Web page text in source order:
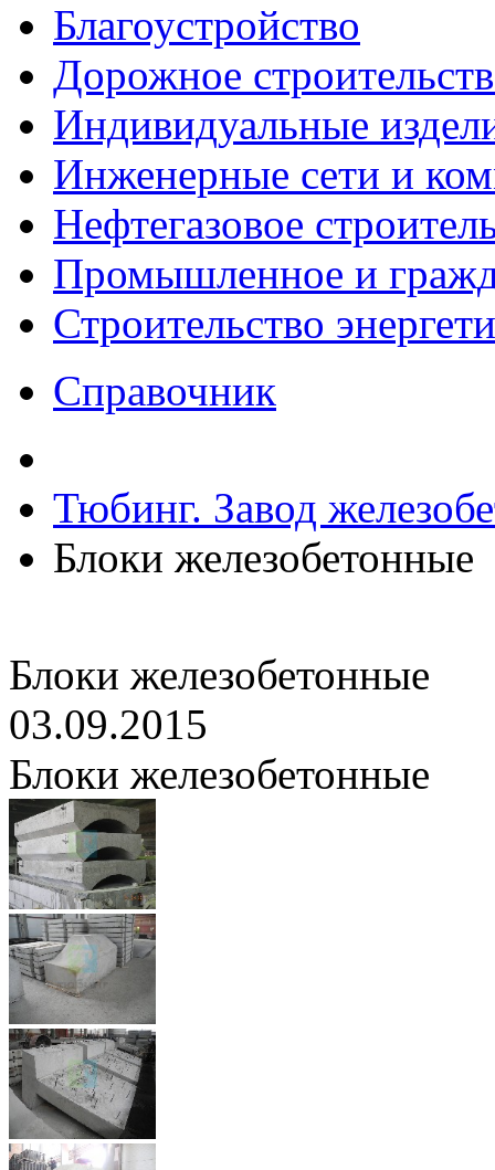
Благоустройство
Дорожное
Индивидуальные
Инженерные сети и
Нефтегазовое
Промышленное и
Строительство
Справочник
Тюбинг. Завод
Блоки железобетонные
Блоки железобетонные
03.09.2015
Блоки железобетонные